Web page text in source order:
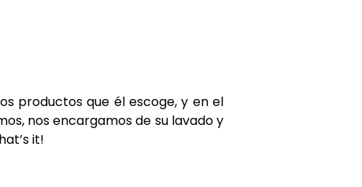
productos que él escoge, y en el
nos encargamos de su lavado y
it!